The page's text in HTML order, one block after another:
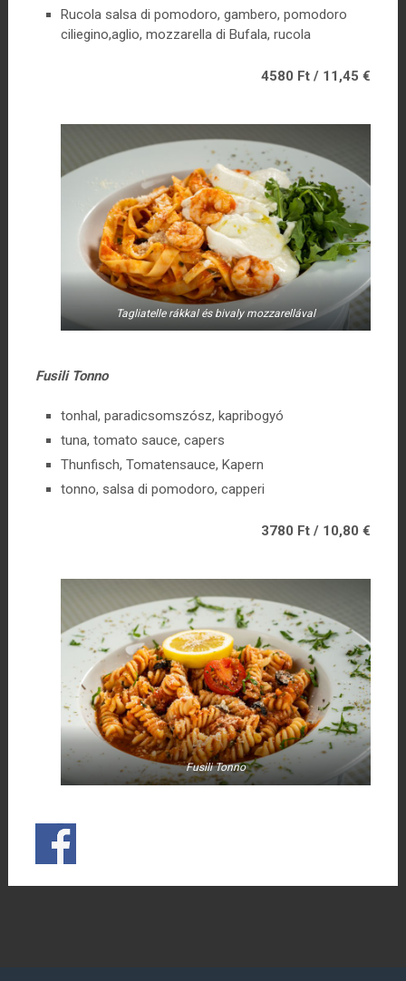
Rucola salsa di pomodoro, gambero, pomodoro
ciliegino,aglio, mozzarella di Bufala, rucola
4580 Ft / 11,45 €
Tagliatelle rákkal és bivaly mozzarellával
Fusili Tonno
tonhal, paradicsomszósz, kapribogyó
tuna, tomato sauce, capers
Thunfisch, Tomatensauce, Kapern
tonno, salsa di pomodoro, capperi
3780 Ft / 10,80 €
Fusili Tonno